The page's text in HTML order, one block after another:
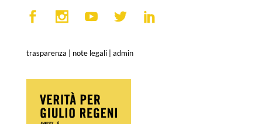
trasparenza note legali| admin